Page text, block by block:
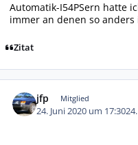
Automatik-I54PSern hatte
immer an denen so anders
Zitat
jfp Mitglied
24. Juni 2020 um 17:30